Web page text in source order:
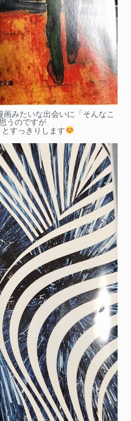
みたいな出会いに「そんなこ
うのですが
すっきりします